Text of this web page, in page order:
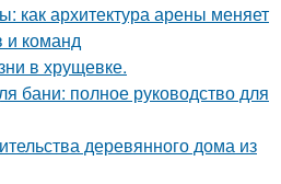
как архитектура арены меняет
и команд
в хрущевке.
бани: полное руководство для
деревянного дома из